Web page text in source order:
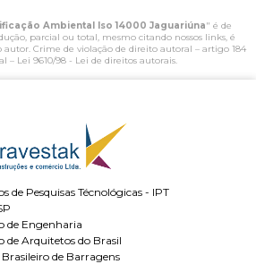
Ambiental Iso 14000 Jaguariúna" é de
parcial ou total, mesmo citando nossos links, é
Crime de violação de direito autoral – artigo 184
– Lei 9610/98 - Lei de direitos autorais.
de Pesquisas Técnológicas - IPT
de Engenharia
de Arquitetos do Brasil
Brasileiro de Barragens